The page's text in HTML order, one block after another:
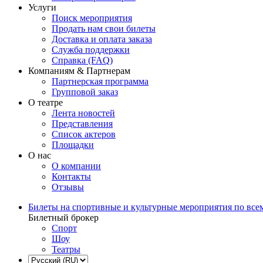
Услуги
Поиск мероприятия
Продать нам свои билеты
Доставка и оплата заказа
Служба поддержки
Справка (FAQ)
Компаниям & Партнерам
Партнерская программа
Групповой заказ
О театре
Лента новостей
Представления
Список актеров
Площадки
О нас
О компании
Контакты
Отзывы
Билеты на спортивные и культурные мероприятия по
Билетный брокер
Спорт
Шоу
Театры